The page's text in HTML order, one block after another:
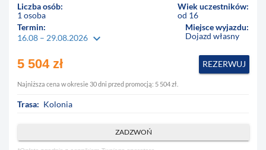
Liczba osób:
1 osoba
Wiek uczestników:
od 16
Termin:
16.08 – 29.08.2026 keyboard_arrow_down
Miejsce wyjazdu:
Dojazd własny
5 504 zł REZERWUJ
Najniższa cena w okresie 30 dni przed promocją: 5 504 zł.
Trasa: Kolonia
ZADZWOŃ